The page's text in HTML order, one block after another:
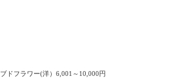
ドフラワー(洋）6,001～10,000円